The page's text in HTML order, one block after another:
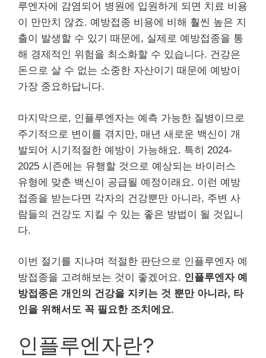
루엔자에 감염되어 병원에 입원하게 되면 치료 비용
이 만만치 않죠. 예방접종 비용에 비해 훨씬 높은 지
출이 발생할 수 있기 때문에, 실제로 예방접종을 통
해 경제적인 위험을 최소화할 수 있습니다. 건강은
돈으로 살 수 없는 소중한 자산이기 때문에 예방이
가장 중요하답니다.
마지막으로, 인플루엔자는 예측 가능한 질병이므로
주기적으로 변이를 겪지만, 매년 새로운 백신이 개
발되어 시기적절한 예방이 가능해요. 특히 2024-
2025 시즌에는 유행할 것으로 예상되는 바이러스
유형에 맞춘 백신이 공급될 예정이래요. 이런 예방
접종을 받는다면 각자의 건강뿐만 아니라, 주변 사
람들의 건강도 지킬 수 있는 좋은 방법이 될 것입니
다.
이번 절기를 지나며 적절한 판단으로 인플루엔자 예
방접종을 고려해보는 것이 좋겠어요. 인플루엔자 예
방접종은 개인의 건강을 지키는 것 뿐만 아니라, 타
인을 위해서도 꼭 필요한 조치에요.
인플루엔자란?